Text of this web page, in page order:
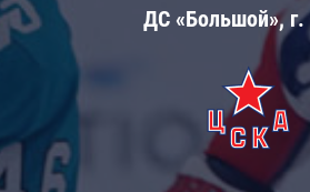
ДС «Большой», г.